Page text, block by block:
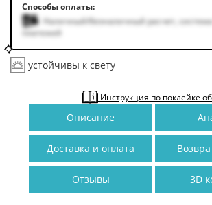
Способы оплаты:
Наличный/безналичный расчет,
платежей
устойчивы к свету
Инструкция по поклейке
Описание
Доставка и оплата
Отзывы 3D